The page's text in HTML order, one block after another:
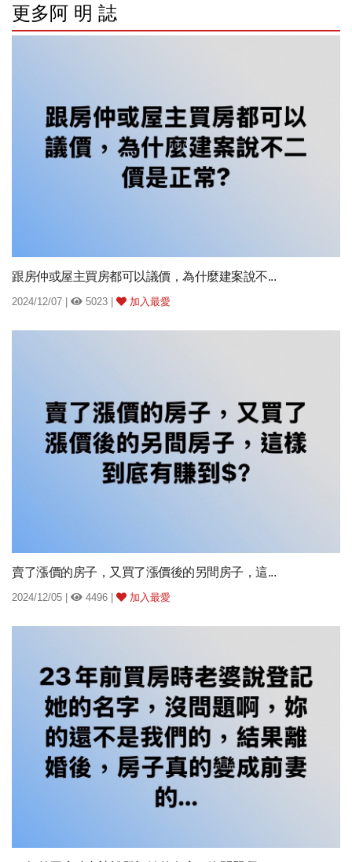
更多阿 明 誌
跟房仲或屋主買房都可以議價，為什麼建案說不...
2024/12/07 | 5023 | 加入最愛
賣了漲價的房子，又買了漲價後的另間房子，這...
2024/12/05 | 4496 | 加入最愛